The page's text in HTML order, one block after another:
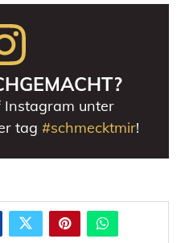
Instagram unter
tag #schmecktmir!